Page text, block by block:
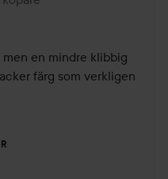
en mindre klibbig
färg som verkligen